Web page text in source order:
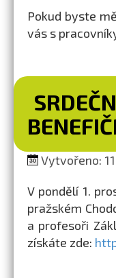
Pokud byste
vás s
Vytvořeno:
V pondělí 1.
pražském
a profesoři
získáte zde: